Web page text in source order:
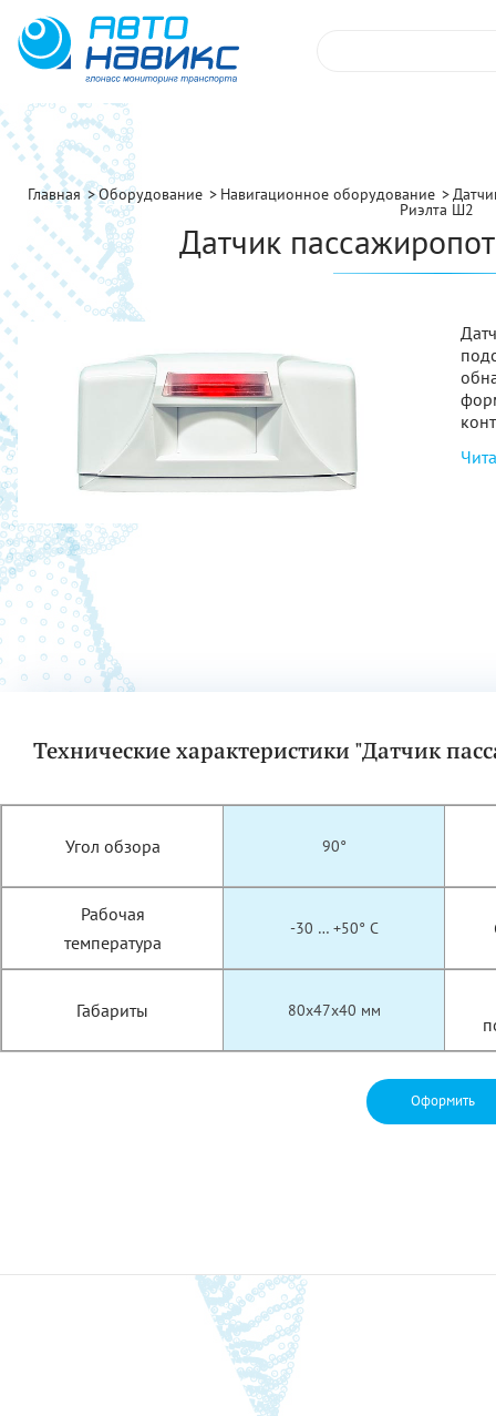
Главная Оборудование Навигационное оборудование
Риэлта Ш2
Датчик
Технические характеристики "Датчик
Угол обзора 90°
Рабочая
температура
-30 … +50° С
Габариты 80x47x40 мм
Оформить